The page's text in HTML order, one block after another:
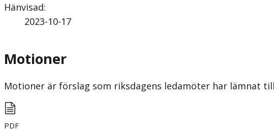
Hänvisad:
2023-10-17
Motioner
Motioner är förslag som riksdagens ledamöter har lämnat
PDF